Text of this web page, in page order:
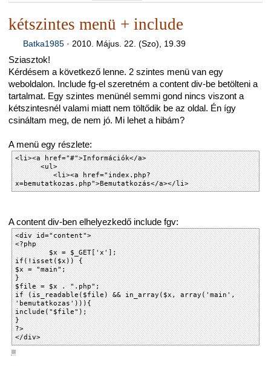
kétszintes menü + include
Batka1985· 2010. Május. 22. (Szo), 19.39
Sziasztok!
Kérdésem a következő lenne. 2 szintes menü van egy
weboldalon. Include fg-el szeretném a content div-be betölteni a
tartalmat. Egy szintes menünél semmi gond nincs viszont a
kétszintesnél valami miatt nem töltődik be az oldal. Én így
csináltam meg, de nem jó. Mi lehet a hibám?
A menü egy részlete:
<li><a href="#">Információk</a>
<ul>
<li><a href="index.php?
x=bemutatkozas.php">Bemutatkozás</a></li>
A content div-ben elhelyezkedő include fgv:
<div id="content">
<?php
$x = $_GET['x'];
if(!isset($x)) {
$x = "main";
}
$file = $x . ".php";
if (is_readable($file) && in_array($x, array('main',
'bemutatkozas'))){
include("$file");
}
?>
</div>
■